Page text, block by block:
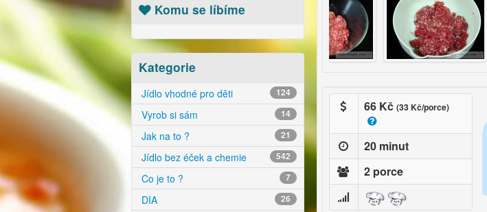
Komu se líbíme
Kategorie
Jídlo vhodné pro děti 124
Vyrob si sám 14
Jak na to ? 21
Jídlo bez éček a chemie 542
Co je to ? 7
DIA 26
66 Kč (33 Kč/porce)
20 minut
2 porce